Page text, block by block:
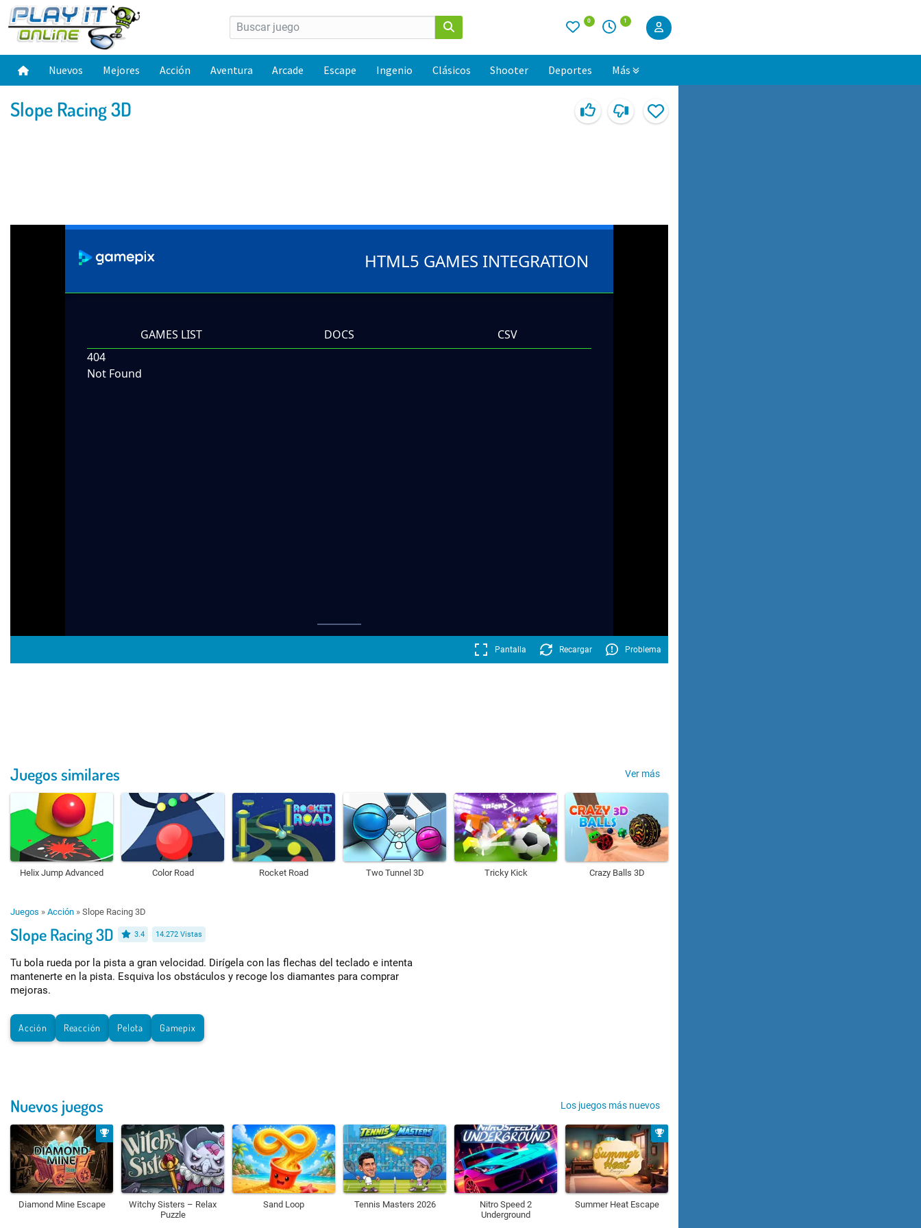
0 1
Nuevos Mejores Acción Aventura Arcade Escape Ingenio Clásicos Shooter Deportes Más
Slope Racing 3D
Pantalla Recargar Problema
Juegos similares Ver más
Helix Jump Advanced Color Road Rocket Road Two Tunnel 3D Tricky Kick Crazy Balls 3D
Juegos » Acción » Slope Racing 3D
Slope Racing 3D 3.4 14.272 Vistas
Tu bola rueda por la pista a gran velocidad. Dirígela con las flechas del teclado e intenta
mantenerte en la pista. Esquiva los obstáculos y recoge los diamantes para comprar
mejoras.
Acción Reacción Pelota Gamepix
Nuevos juegos Los juegos más nuevos
Diamond Mine Escape
Witchy Sisters – Relax
Puzzle
Sand Loop Tennis Masters 2026
Nitro Speed 2
Underground
Summer Heat Escape